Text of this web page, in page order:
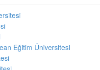
Eğitim Üniversitesi